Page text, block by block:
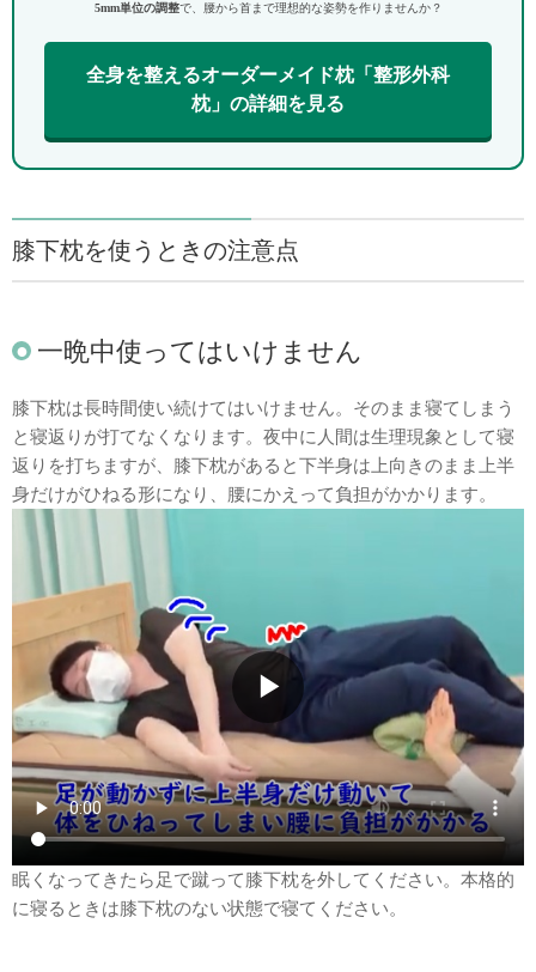
5mm単位の調整で、腰から首まで理想的な姿勢を作りませんか？
全身を整えるオーダーメイド枕「整形外科
枕」の詳細を見る
膝下枕を使うときの注意点
一晩中使ってはいけません
膝下枕は長時間使い続けてはいけません。そのまま寝てしまう
と寝返りが打てなくなります。夜中に人間は生理現象として寝
返りを打ちますが、膝下枕があると下半身は上向きのまま上半
身だけがひねる形になり、腰にかえって負担がかかります。
▶
眠くなってきたら足で蹴って膝下枕を外してください。本格的
に寝るときは膝下枕のない状態で寝てください。